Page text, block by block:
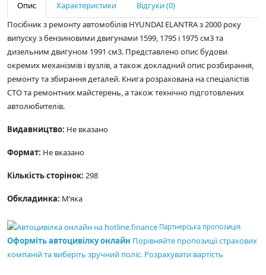
Опис Характеристики
Відгуки (0)
Посібник з ремонту автомобілів HYUNDAI ELANTRA з 2000 року
випуску з бензиновими двигунами 1599, 1795 і 1975 см3 та
дизельним двигуном 1991 см3. Представлено опис будови
окремих механізмів і вузлів, а також докладний опис розбирання,
ремонту та збирання деталей. Книга розрахована на спеціалістів
СТО та ремонтних майстерень, а також технічно підготовлених
автолюбителів.
Видавництво: Не вказано
Формат: Не вказано
Кількість сторінок: 298
Обкладинка: М’яка
Партнерська пропозиція
Оформіть автоцивілку онлайн Порівняйте пропозиції страхових
компаній та виберіть зручний поліс. Розрахувати вартість